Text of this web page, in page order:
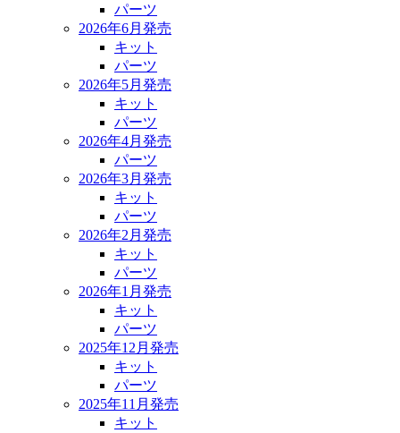
パーツ
2026年6月発売
キット
パーツ
2026年5月発売
キット
パーツ
2026年4月発売
パーツ
2026年3月発売
キット
パーツ
2026年2月発売
キット
パーツ
2026年1月発売
キット
パーツ
2025年12月発売
キット
パーツ
2025年11月発売
キット